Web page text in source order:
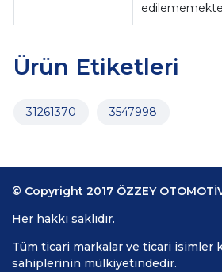
Ürün Etiketleri
31261370 3547998
© Copyright 2017 ÖZZEY
Her hakkı saklıdır.
Tüm ticari markalar ve ticari isimler
sahiplerinin mülkiyetindedir.